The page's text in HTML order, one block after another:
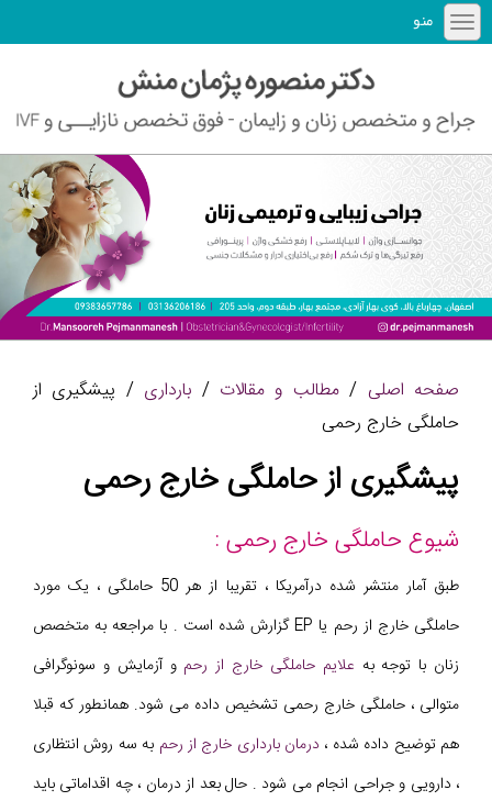
منو
صفحه اصلی /مطالب و مقالات / بارداری / پیشگیری از
حاملگی خارج رحمی
پیشگیری از حاملگی خارج رحمی
شیوع حاملگی خارج رحمی :
طبق آمار منتشر شده درآمریکا ، تقریبا از هر 50 حاملگی ، یک مورد
حاملگی خارج از رحم یا EP گزارش شده است . با مراجعه به متخصص
زنان با توجه به علایم حاملگی خارج از رحمو آزمایش و سونوگرافی
متوالی ، حاملگی خارج رحمی تشخیص داده می شود. همانطور که قبلا
هم توضیح داده شده ، درمان بارداری خارج از رحم به سه روش انتظاری
، دارویی و جراحی انجام می شود . حال بعد از درمان ، چه اقداماتی باید